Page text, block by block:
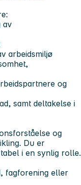
av
arbeidsmiljø
og
samt deltakelse i
og
Du er
i en synlig rolle.
fagforening eller